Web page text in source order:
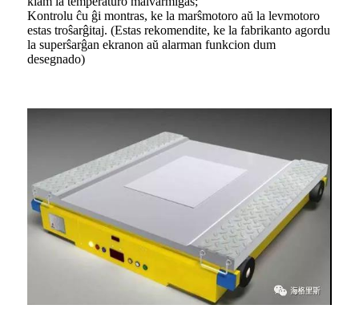
Kontrolu ĉu ĝi montras, ke la marŝmotoro aŭ la levmotoro
estas troŝarĝitaj. (Estas rekomendite, ke la fabrikanto agordu
la superŝarĝan ekranon aŭ alarman funkcion dum
desegnado)